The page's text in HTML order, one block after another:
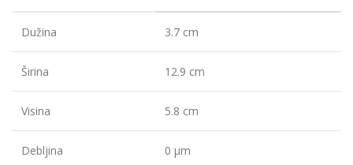
Dužina 3.7 cm
Širina 12.9 cm
Visina 5.8 cm
Debljina 0 µm